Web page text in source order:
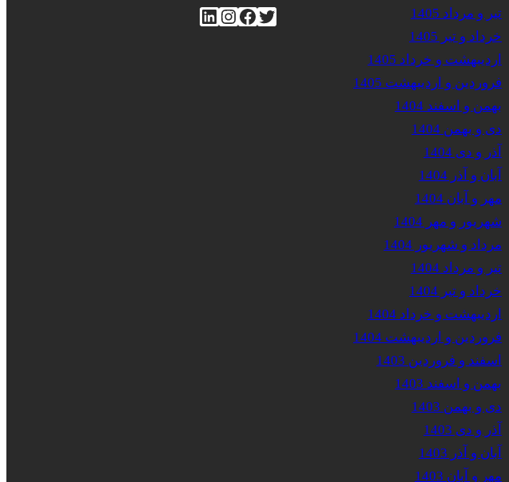
تیر و مرداد 1405
خرداد و تیر 1405
اردیبهشت و خرداد 1405
فروردین و اردیبهشت 1405
بهمن و اسفند 1404
دی و بهمن 1404
آذر و دی 1404
آبان و آذر 1404
مهر و آبان 1404
شهریور و مهر 1404
مرداد و شهریور 1404
تیر و مرداد 1404
خرداد و تیر 1404
اردیبهشت و خرداد 1404
فروردین و اردیبهشت 1404
اسفند و فروردین 1403
بهمن و اسفند 1403
دی و بهمن 1403
آذر و دی 1403
آبان و آذر 1403
مهر و آبان 1403
توییتر فیس‌بوکاینستاگرم لینکداین